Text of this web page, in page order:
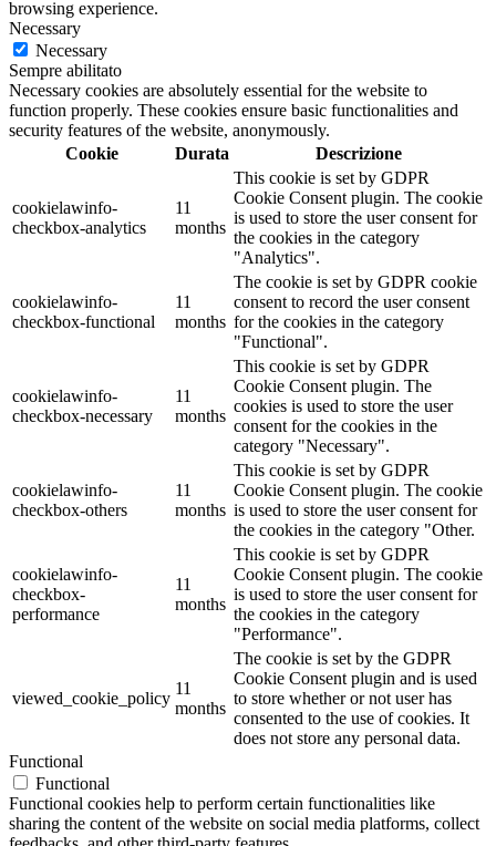
browsing experience.
Necessary
Necessary
Sempre abilitato
Necessary cookies are absolutely essential for the website to
function properly. These cookies ensure basic functionalities and
security features of the website, anonymously.
Cookie
Durata Descrizione
cookielawinfo-
checkbox-analytics
11
months
This cookie is set by GDPR
Cookie Consent plugin. The cookie
is used to store the user consent for
the cookies in the category
"Analytics".
cookielawinfo-
checkbox-functional
11
months
The cookie is set by GDPR cookie
consent to record the user consent
for the cookies in the category
"Functional".
cookielawinfo-
checkbox-necessary
11
months
This cookie is set by GDPR
Cookie Consent plugin. The
cookies is used to store the user
consent for the cookies in the
category "Necessary".
cookielawinfo-
checkbox-others
11
months
This cookie is set by GDPR
Cookie Consent plugin. The cookie
is used to store the user consent for
the cookies in the category "Other.
cookielawinfo-
checkbox-
performance
11
months
This cookie is set by GDPR
Cookie Consent plugin. The cookie
is used to store the user consent for
the cookies in the category
"Performance".
viewed_cookie_policy
11
months
The cookie is set by the GDPR
Cookie Consent plugin and is used
to store whether or not user has
consented to the use of cookies. It
does not store any personal data.
Functional
Functional
Functional cookies help to perform certain functionalities like
sharing the content of the website on social media platforms, collect